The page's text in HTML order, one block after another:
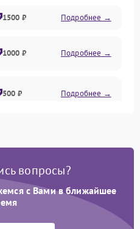
1500 ₽ Подробнее →
1000 ₽ Подробнее →
500 ₽ Подробнее →
1000 ₽
вопросы?
с Вами в ближайшее